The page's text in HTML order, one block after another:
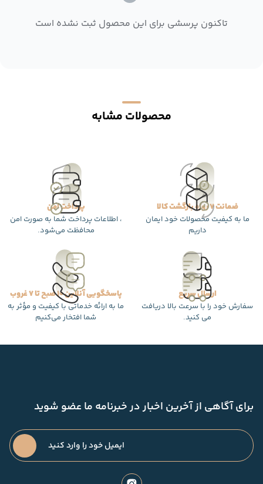
تاکنون پرسشی برای این محصول ثبت نشده است
محصولات مشابه
ضمانت 7 روزه بازگشت کالا
ما به کیفیت محصولات خود ایمان
داریم
پرداخت امن
، اطلاعات پرداخت شما به صورت امن
محافظت می‌شود.
ارسال سریع
سفارش خود را با سرعت بالا دریافت
می کنید.
پاسخگویی آنلاین 10 صبح تا 7 غروب
ما به ارائه خدماتی با کیفیت و مؤثر به
شما افتخار می‌کنیم
برای آگاهی از آخرین اخبار در خبرنامه ما عضو شوید